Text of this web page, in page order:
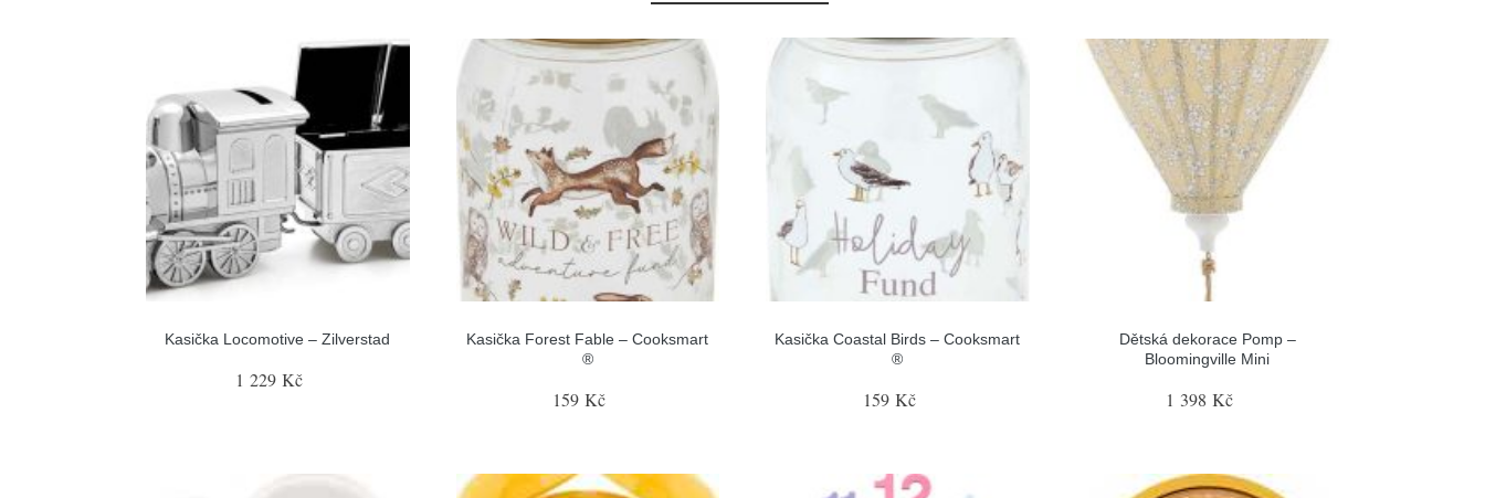
Kasička Locomotive – Zilverstad
1 229 Kč
Kasička Forest Fable – Cooksmart
®
159 Kč
Kasička Coastal Birds – Cooksmart
®
159 Kč
Dětská dekorace Pomp –
Bloomingville Mini
1 398 Kč